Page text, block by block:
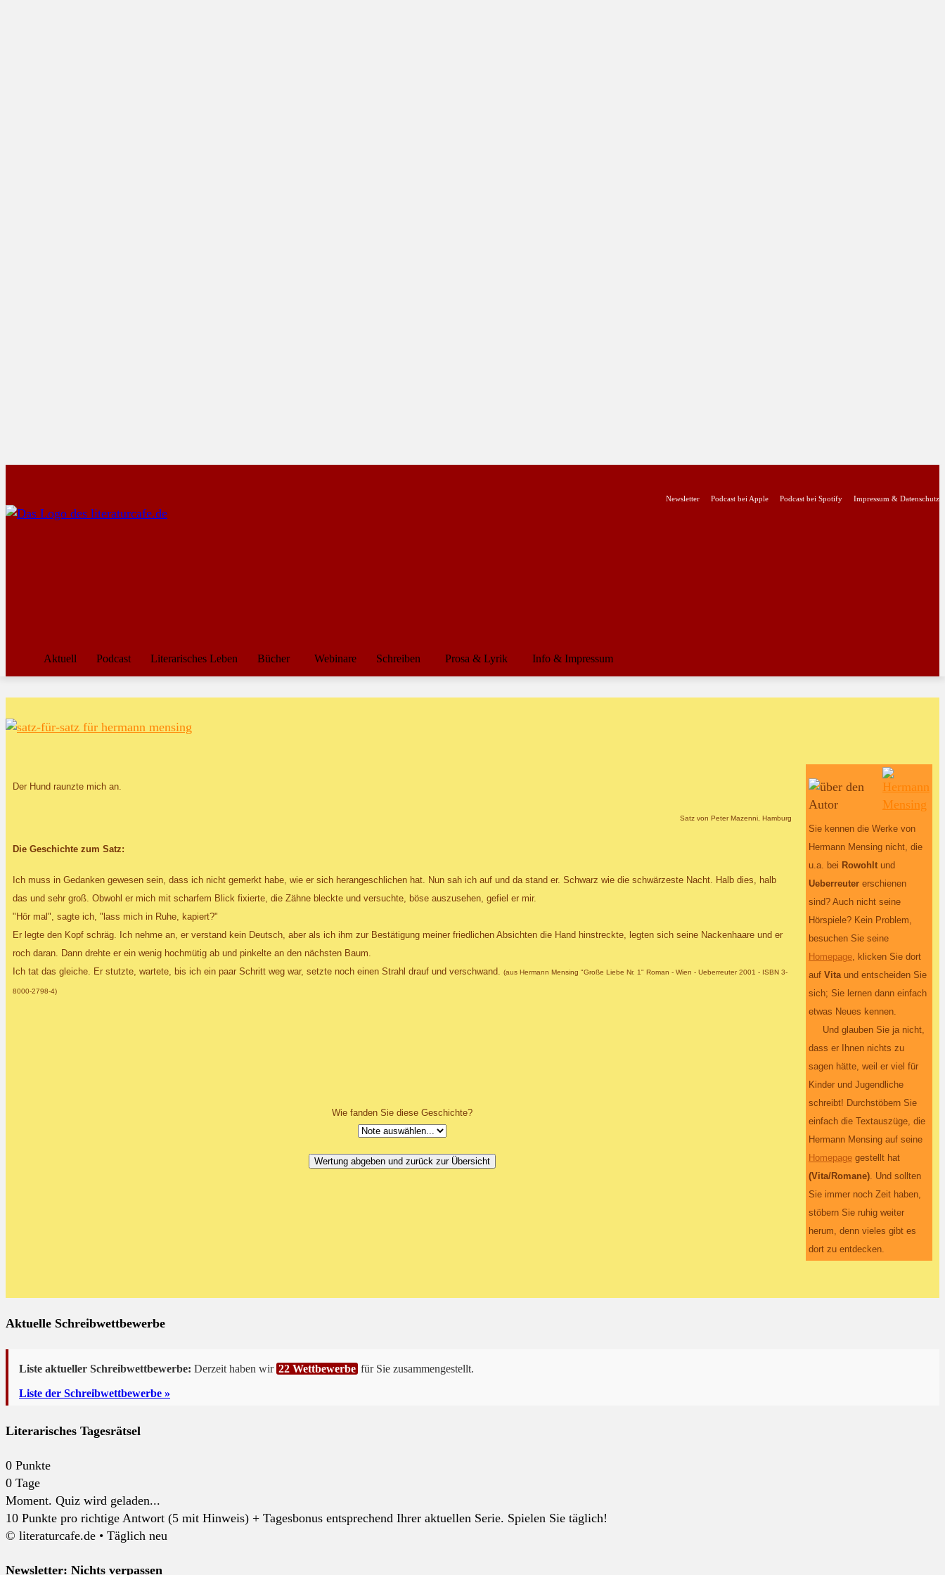
Newsletter Podcast bei Apple Podcast bei Spotify Impressum & Datenschutz
Aktuell Podcast Literarisches Leben Bücher Webinare Schreiben Prosa & Lyrik Info & Impressum
Der Hund raunzte mich an.
Satz von Peter Mazenni, Hamburg
Die Geschichte zum Satz:
Ich muss in Gedanken gewesen sein, dass ich nicht gemerkt habe, wie er sich herangeschlichen hat. Nun sah ich auf und da stand er. Schwarz wie die schwärzeste Nacht. Halb dies, halb
das und sehr groß. Obwohl er mich mit scharfem Blick fixierte, die Zähne bleckte und versuchte, böse auszusehen, gefiel er mir.
"Hör mal", sagte ich, "lass mich in Ruhe, kapiert?"
Er legte den Kopf schräg. Ich nehme an, er verstand kein Deutsch, aber als ich ihm zur Bestätigung meiner friedlichen Absichten die Hand hinstreckte, legten sich seine Nackenhaare und er
roch daran. Dann drehte er ein wenig hochmütig ab und pinkelte an den nächsten Baum.
Ich tat das gleiche. Er stutzte, wartete, bis ich ein paar Schritt weg war, setzte noch einen Strahl drauf und verschwand.
(aus Hermann Mensing "Große Liebe Nr. 1" Roman - Wien - Ueberreuter 2001 - ISBN 3-
8000-2798-4)
Wie fanden Sie diese Geschichte?
Sie kennen die Werke von
Hermann Mensing nicht, die
u.a. bei Rowohlt und
Ueberreuter erschienen
sind? Auch nicht seine
Hörspiele? Kein Problem,
besuchen Sie seine
Homepage , klicken Sie dort
auf Vita und entscheiden Sie
sich; Sie lernen dann einfach
etwas Neues kennen.
Und glauben Sie ja nicht,
dass er Ihnen nichts zu
sagen hätte, weil er viel für
Kinder und Jugendliche
schreibt! Durchstöbern Sie
einfach die Textauszüge, die
Hermann Mensing auf seine
Homepage gestellt hat
(Vita/Romane) . Und sollten
Sie immer noch Zeit haben,
stöbern Sie ruhig weiter
herum, denn vieles gibt es
dort zu entdecken.
Aktuelle Schreibwettbewerbe
Liste aktueller Schreibwettbewerbe: Derzeit haben wir 22 Wettbewerbe für Sie zusammengestellt.
Liste der Schreibwettbewerbe »
Literarisches Tagesrätsel
0 Punkte
0 Tage
Moment. Quiz wird geladen...
10 Punkte pro richtige Antwort (5 mit Hinweis) + Tagesbonus entsprechend Ihrer aktuellen Serie. Spielen Sie täglich!
© literaturcafe.de • Täglich neu
Newsletter: Nichts verpassen